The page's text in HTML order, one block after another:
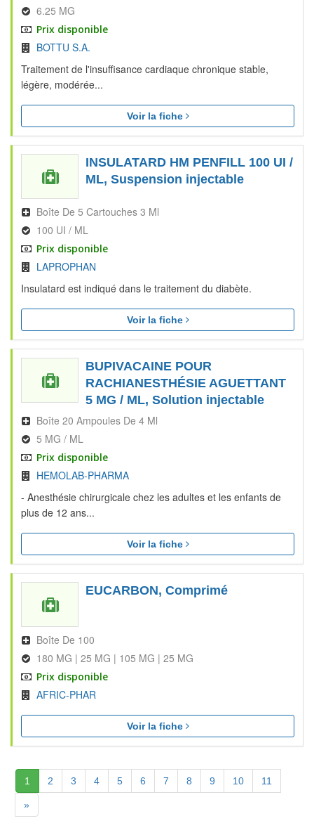
6.25 MG
Prix disponible
BOTTU S.A.
Traitement de l'insuffisance cardiaque chronique stable,
légère, modérée...
Voir la fiche
INSULATARD HM PENFILL 100 UI /
ML, Suspension injectable
Boîte De 5 Cartouches 3 Ml
100 UI / ML
Prix disponible
LAPROPHAN
Insulatard est indiqué dans le traitement du diabète.
Voir la fiche
BUPIVACAINE POUR
RACHIANESTHÉSIE AGUETTANT
5 MG / ML, Solution injectable
Boîte 20 Ampoules De 4 Ml
5 MG / ML
Prix disponible
HEMOLAB-PHARMA
- Anesthésie chirurgicale chez les adultes et les enfants de
plus de 12 ans...
Voir la fiche
EUCARBON, Comprimé
Boîte De 100
180 MG | 25 MG | 105 MG | 25 MG
Prix disponible
AFRIC-PHAR
Voir la fiche
1 (Actuelle)
2 3 4 5 6 7 8 9 10 11
»Suivante